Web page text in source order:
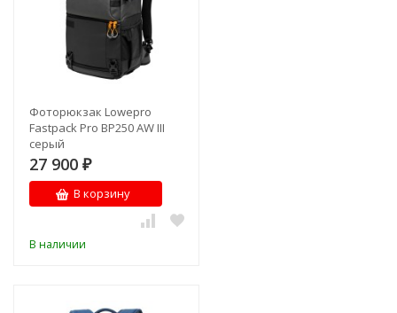
Фоторюкзак Lowepro
Fastpack Pro BP250 AW III
серый
27 900 ₽
В корзину
В наличии